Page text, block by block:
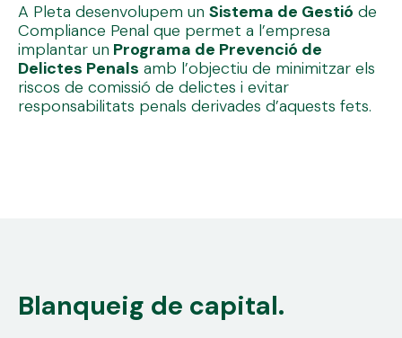
A Pleta desenvolupem un Sistema de Gestió de
Compliance Penal que permet a l’empresa
implantar un Programa de Prevenció de
Delictes Penals amb l’objectiu de minimitzar els
riscos de comissió de delictes i evitar
responsabilitats penals derivades d’aquests fets.
Blanqueig de capital.